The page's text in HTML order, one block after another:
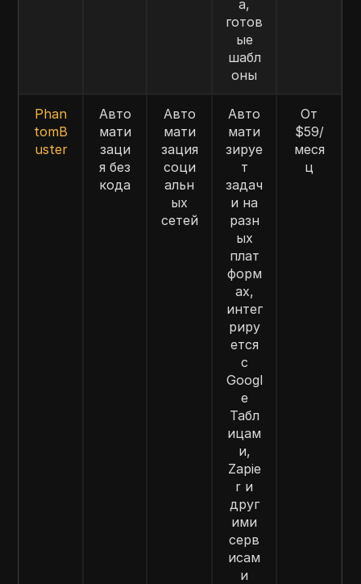
а,
готов
ые
шабл
оны
Phan
tomB
uster
Авто
мати
заци
я без
кода
Авто
мати
зация
соци
альн
ых
сетей
Авто
мати
зируе
т
задач
и на
разн
ых
плат
форм
ах,
интег
риру
ется
с
Googl
e
Табл
ицам
и,
Zapie
r и
друг
ими
серв
исам
и
От
$59/
меся
ц